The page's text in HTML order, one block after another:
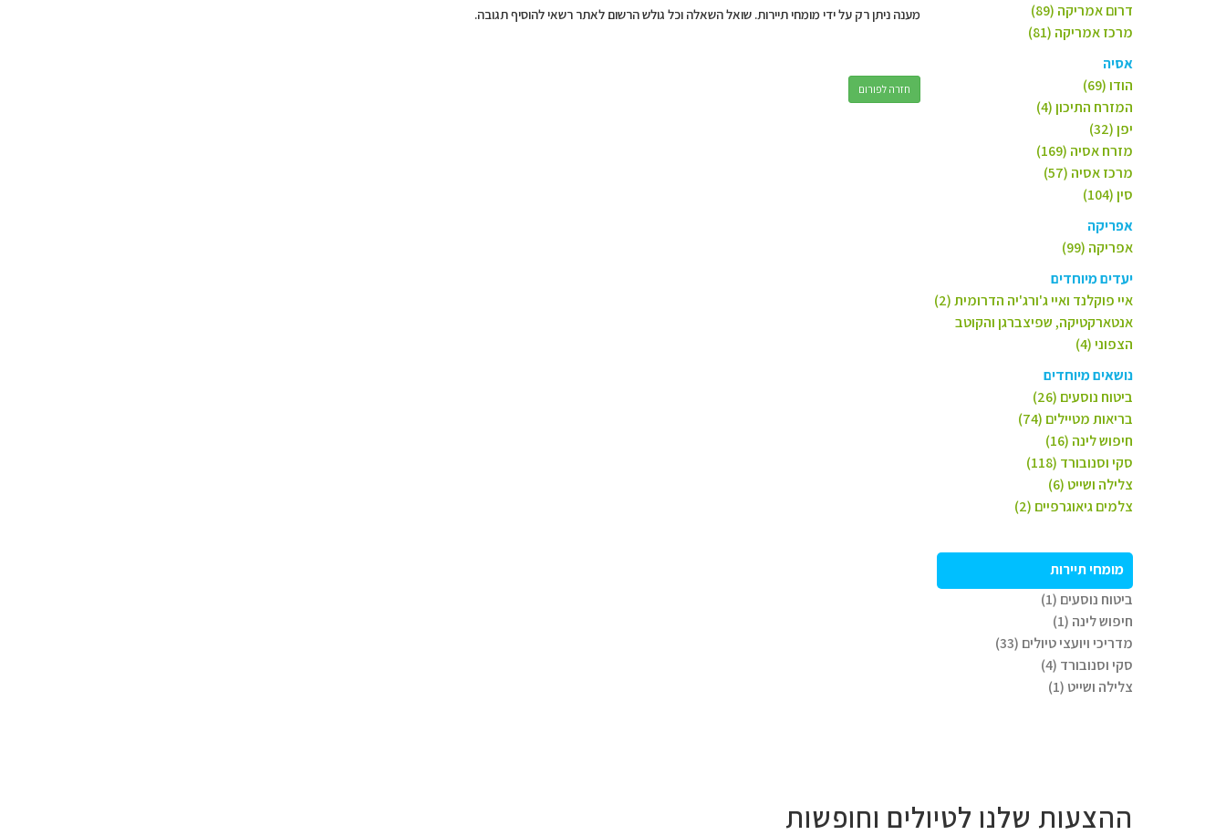
דרום אמריקה (89)
מרכז אמריקה (81)
אסיה
הודו (69)
המזרח התיכון (4)
יפן (32)
מזרח אסיה (169)
מרכז אסיה (57)
סין (104)
אפריקה
אפריקה (99)
יעדים מיוחדים
איי פוקלנד ואיי ג'ורג'יה הדרומית (2)
אנטארקטיקה, שפיצברגן והקוטב
הצפוני (4)
נושאים מיוחדים
ביטוח נוסעים (26)
בריאות מטיילים (74)
חיפוש לינה (16)
סקי וסנובורד (118)
צלילה ושייט (6)
צלמים גיאוגרפיים (2)
מומחי תיירות
ביטוח נוסעים (1)
חיפוש לינה (1)
מדריכי ויועצי טיולים (33)
סקי וסנובורד (4)
צלילה ושייט (1)
מענה ניתן רק על ידי מומחי תיירות. שואל השאלה וכל גולש הרשום לאתר רשאי להוסיף תגובה.
חזרה לפורום
ההצעות שלנו לטיולים וחופשות